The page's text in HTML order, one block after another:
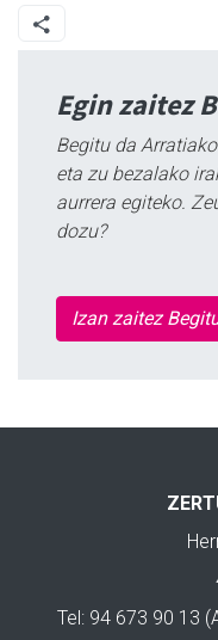
Egin zaitez
Begitu da
eta zu bezalako
aurrera egiteko.
dozu?
Izan zaitez
Tel: 94 673 90 13